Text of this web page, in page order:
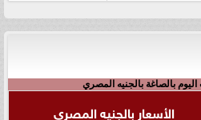
بالصاغة بالجنيه المصري
الأسعار بالجنيه المصري